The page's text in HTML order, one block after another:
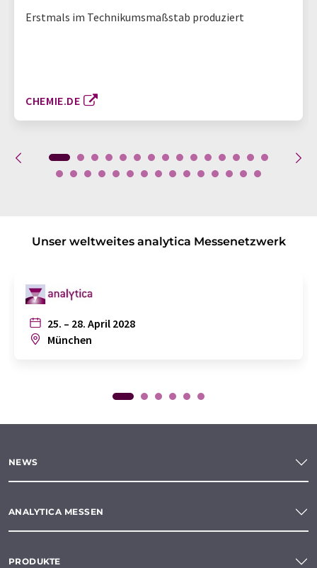
Erstmals im Technikumsmaßstab produziert
CHEMIE.DE
Unser weltweites analytica Messenetzwerk
25. – 28. April 2028
München
NEWS
ANALYTICA MESSEN
PRODUKTE